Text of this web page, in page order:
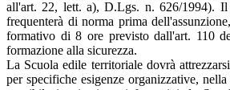
all'art. 22, lett. a), D.Lgs. n. 626/1994).
frequenterà di norma prima
formativo di 8 ore previsto dall'art. 110
formazione alla sicurezza.
La Scuola edile territoriale dovrà
per specifiche esigenze organizzative,